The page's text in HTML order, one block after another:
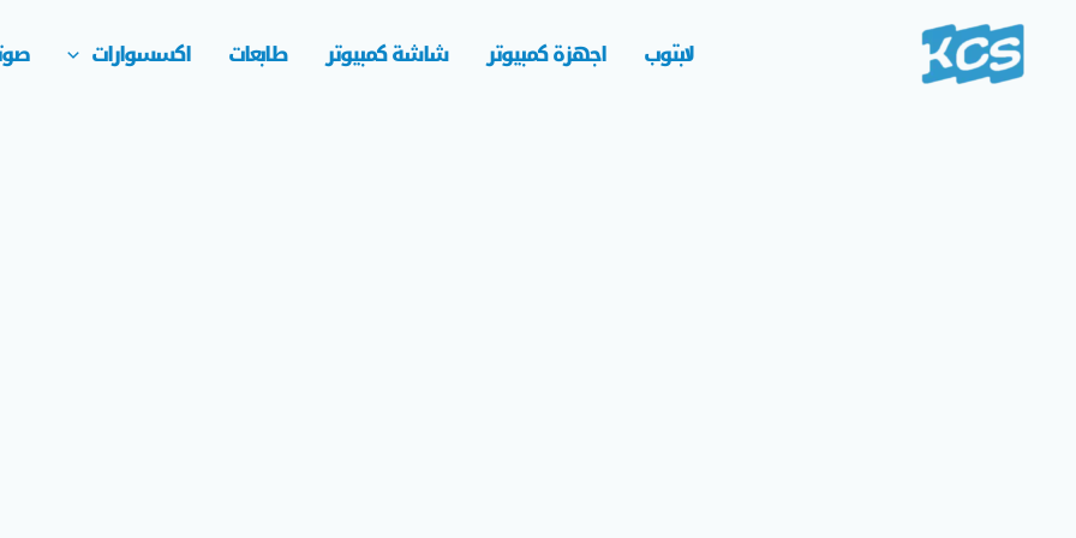
تخطي
المحتوى
لابتوب اجهزة كمبيوتر شاشة كمبيوتر طابعات اكسسوارات